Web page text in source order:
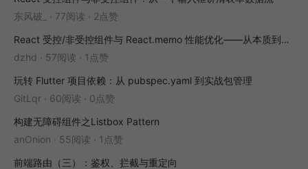
东风破_
· 77阅读 · 2点赞
React 受控/非受控组件与 React.memo 性能优化——从本质到实战
dzhd · 57阅读 · 1点赞
玩转 Flutter 项目依赖：从 pubspec.yaml 到实战包管理
GitLqr · 60阅读 · 0点赞
构建无障碍组件之Listbox Pattern
anOnion · 55阅读 · 1点赞
前端路由（三）：鉴权、拦截与重定向